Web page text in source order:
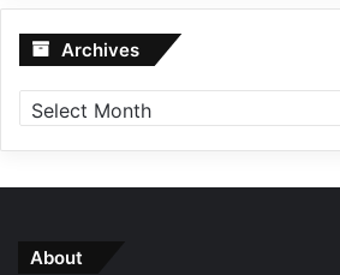
Archives Archives
About